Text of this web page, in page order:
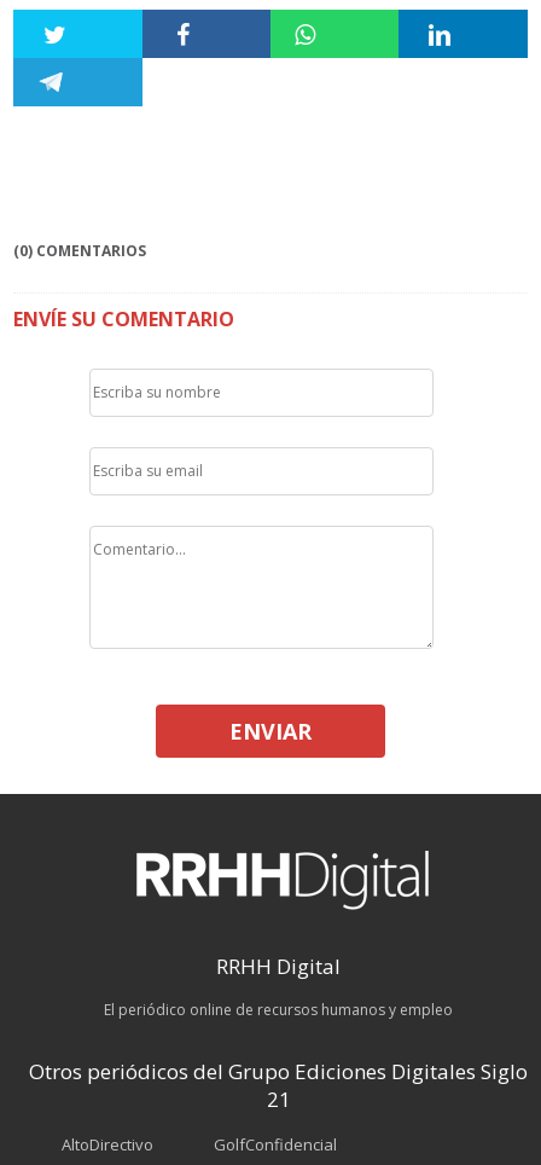
(0) COMENTARIOS
ENVÍE SU COMENTARIO
ENVIAR
RRHH Digital
El periódico online de recursos humanos y empleo
Otros periódicos del Grupo Ediciones Digitales Siglo
21
AltoDirectivo
GolfConfidencial